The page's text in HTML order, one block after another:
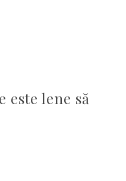
este lene să